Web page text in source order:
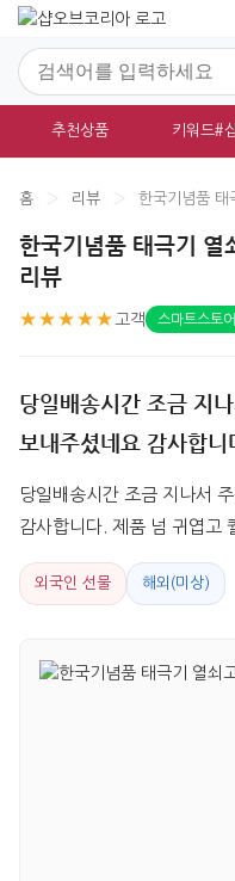
추천상품 키워드#
홈 › 리뷰 › 한국기념품 태
한국기념품 태극기 열
리뷰
★★★★★ 고객 스마트스토어
당일배송시간 조금 지
보내주셨네요 감사합
당일배송시간 조금 지나서
감사합니다. 제품 넘 귀엽고
외국인 선물 해외(미상)